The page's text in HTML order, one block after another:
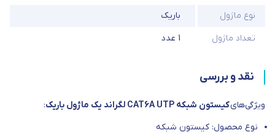
نوع ماژول
باریک
تعداد ماژول
1 عدد
نقد و بررسی
ویژگی‌هایکیستون شبکه CAT6A UTP لگراند یک ماژول باریک
:
نوع محصول: کیستون شبکه